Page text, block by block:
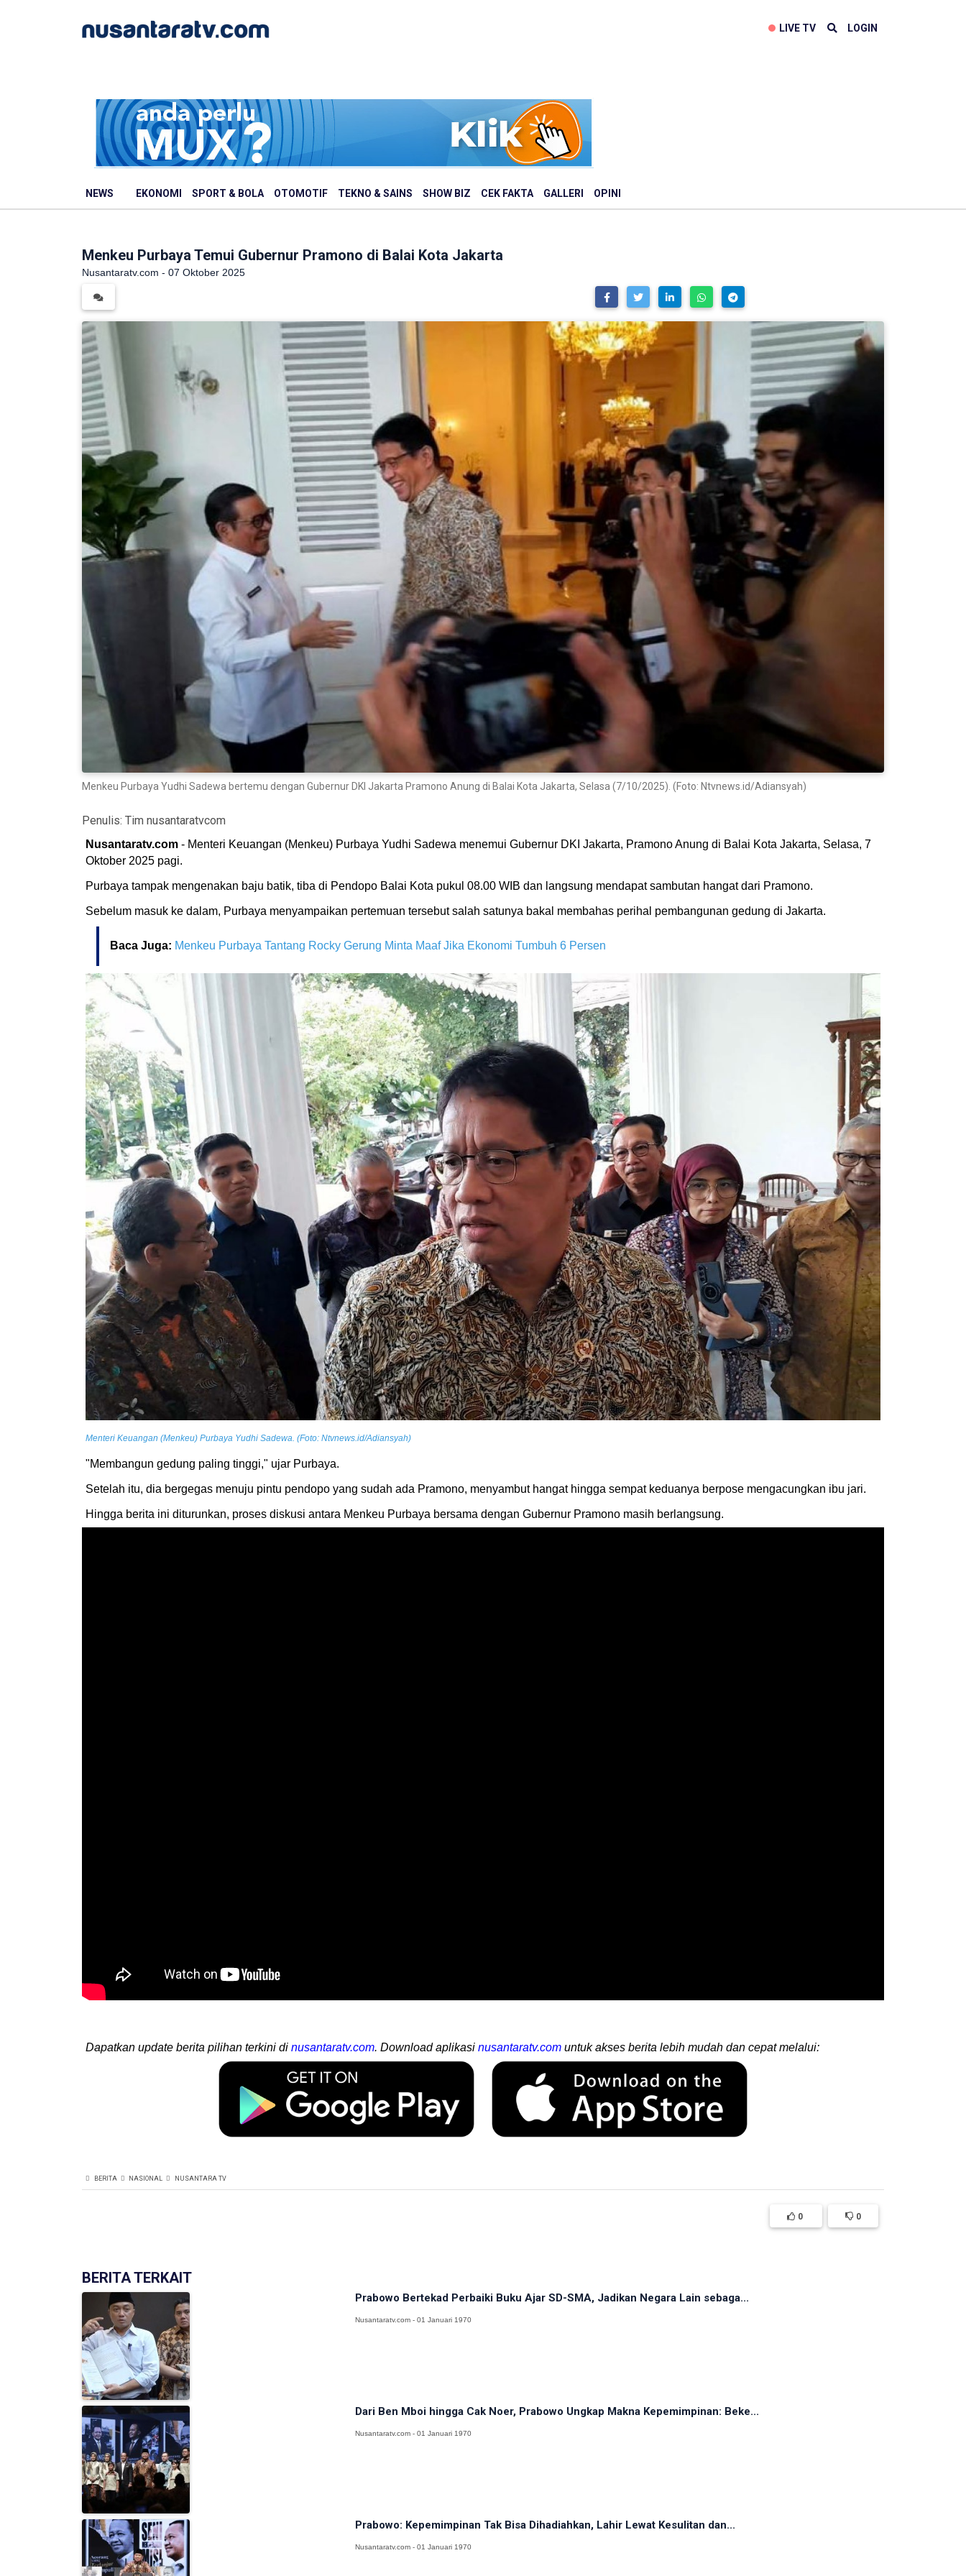
LIVE TV LOGIN
NEWS EKONOMI SPORT & BOLA OTOMOTIF TEKNO & SAINS SHOW BIZ CEK FAKTA GALLERI OPINI
Menkeu Purbaya Temui Gubernur Pramono di Balai Kota Jakarta
Nusantaratv.com - 07 Oktober 2025
Menkeu Purbaya Yudhi Sadewa bertemu dengan Gubernur DKI Jakarta Pramono Anung di Balai Kota Jakarta, Selasa (7/10/2025). (Foto: Ntvnews.id/Adiansyah)
Penulis: Tim nusantaratvcom
Nusantaratv.com - Menteri Keuangan (Menkeu) Purbaya Yudhi Sadewa menemui Gubernur DKI Jakarta, Pramono Anung di Balai Kota Jakarta, Selasa, 7
Oktober 2025 pagi.
Purbaya tampak mengenakan baju batik, tiba di Pendopo Balai Kota pukul 08.00 WIB dan langsung mendapat sambutan hangat dari Pramono.
Sebelum masuk ke dalam, Purbaya menyampaikan pertemuan tersebut salah satunya bakal membahas perihal pembangunan gedung di Jakarta.
Baca Juga: Menkeu Purbaya Tantang Rocky Gerung Minta Maaf Jika Ekonomi Tumbuh 6 Persen
Menteri Keuangan (Menkeu) Purbaya Yudhi Sadewa. (Foto: Ntvnews.id/Adiansyah)
"Membangun gedung paling tinggi," ujar Purbaya.
Setelah itu, dia bergegas menuju pintu pendopo yang sudah ada Pramono, menyambut hangat hingga sempat keduanya berpose mengacungkan ibu jari.
Hingga berita ini diturunkan, proses diskusi antara Menkeu Purbaya bersama dengan Gubernur Pramono masih berlangsung.
Dapatkan update berita pilihan terkini di nusantaratv.com. Download aplikasi nusantaratv.com untuk akses berita lebih mudah dan cepat melalui:
BERITA NASIONAL NUSANTARA TV
0 0
BERITA TERKAIT
Prabowo Bertekad Perbaiki Buku Ajar SD-SMA, Jadikan Negara Lain sebaga...
Nusantaratv.com - 01 Januari 1970
Dari Ben Mboi hingga Cak Noer, Prabowo Ungkap Makna Kepemimpinan: Beke...
Nusantaratv.com - 01 Januari 1970
Prabowo: Kepemimpinan Tak Bisa Dihadiahkan, Lahir Lewat Kesulitan dan...
Nusantaratv.com - 01 Januari 1970